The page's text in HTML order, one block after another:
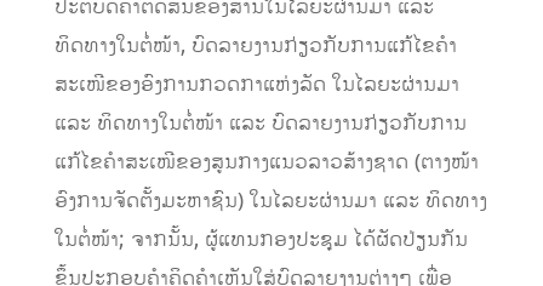
ປະຕິບັດຄໍາຕັດສິນຂອງສານໃນໄລຍະຜ່ານມາ ແລະ
ທິດທາງໃນຕໍ່ໜ້າ, ບົດລາຍງານກ່ຽວກັບການແກ້ໄຂຄໍາ
ສະເໜີຂອງອົງການກວດກາແຫ່ງລັດ ໃນໄລຍະຜ່ານມາ
ແລະ ທິດທາງໃນຕໍ່ໜ້າ ແລະ ບົດລາຍງານກ່ຽວກັບການ
ແກ້ໄຂຄໍາສະເໜີຂອງສູນກາງແນວລາວສ້າງຊາດ (ຕາງໜ້າ
ອົງການຈັດຕັ້ງມະຫາຊົນ) ໃນໄລຍະຜ່ານມາ ແລະ ທິດທາງ
ໃນຕໍ່ໜ້າ; ຈາກນັ້ນ, ຜູ້ແທນກອງປະຊຸມ ໄດ້ຜັດປ່ຽນກັນ
ຂຶ້ນປະກອບຄໍາຄິດຄໍາເຫັນໃສ່ບົດລາຍງານຕ່າງໆ ເພື່ອ